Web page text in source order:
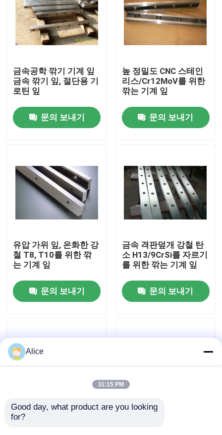
제품
회사 소개
공장 견학
품질 관리
문의하기
뉴스
사건
금속공학 깎기 기계 잎
금속 깎기 잎, 절단용 기
로틴 잎
문의 보내기
높 정밀도 CNC 스테인
리스/Cr12MoV를 위한
깎는 기계 잎
문의 보내기
유압 가위 잎, 온화한 강
철 T8, T10를 위한 깎
는 기계 잎
문의 보내기
금속 격판덮개 강철 탄
소 H13/9CrSi를 자르기
를 위한 깎는 기계 잎
문의 보내기
고성능 똑바른 칼 공업
Alice
11:15 PM
Good day, what product are you looking
for?